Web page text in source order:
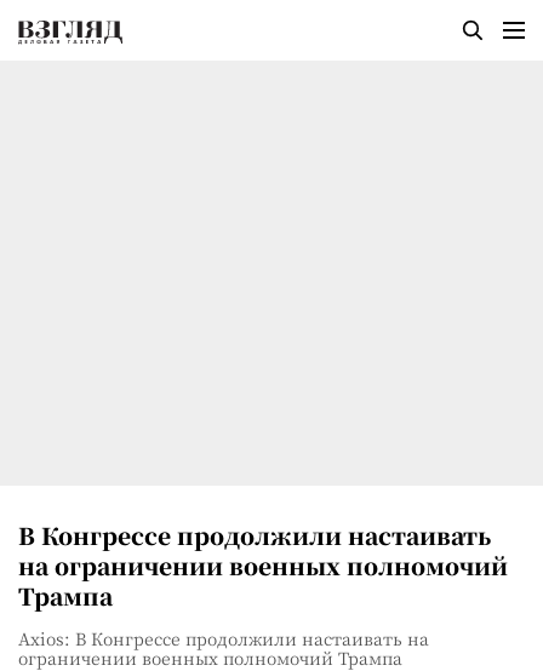
В Конгрессе продолжили настаивать
на ограничении военных полномочий
Трампа
Axios: В Конгрессе продолжили настаивать на
ограничении военных полномочий Трампа